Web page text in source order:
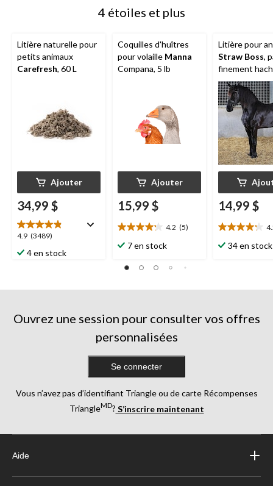
4 étoiles et plus
Litière naturelle pour
petits animaux
Carefresh, 60 L
Ajouter
34,99 $
4.9 (3489)
4.9
étoile(s)
sur
4 en stock
Coquilles d'huîtres
pour volaille Manna
Compana, 5 lb
Ajouter
15,99 $
4.2 (5)
4.2
étoile(s)
5.
évaluations
7 en stock
Litière pour
Straw Boss,
finement
L
14,99 $
4.2
étoile(s)
évaluations
34 en stock
Ouvrez une session pour consulter vos offres
personnalisées
Se connecter
Vous n’avez pas d’identifiant Triangle ou de carte Récompenses
TriangleMD? S’inscrire maintenant
Aide